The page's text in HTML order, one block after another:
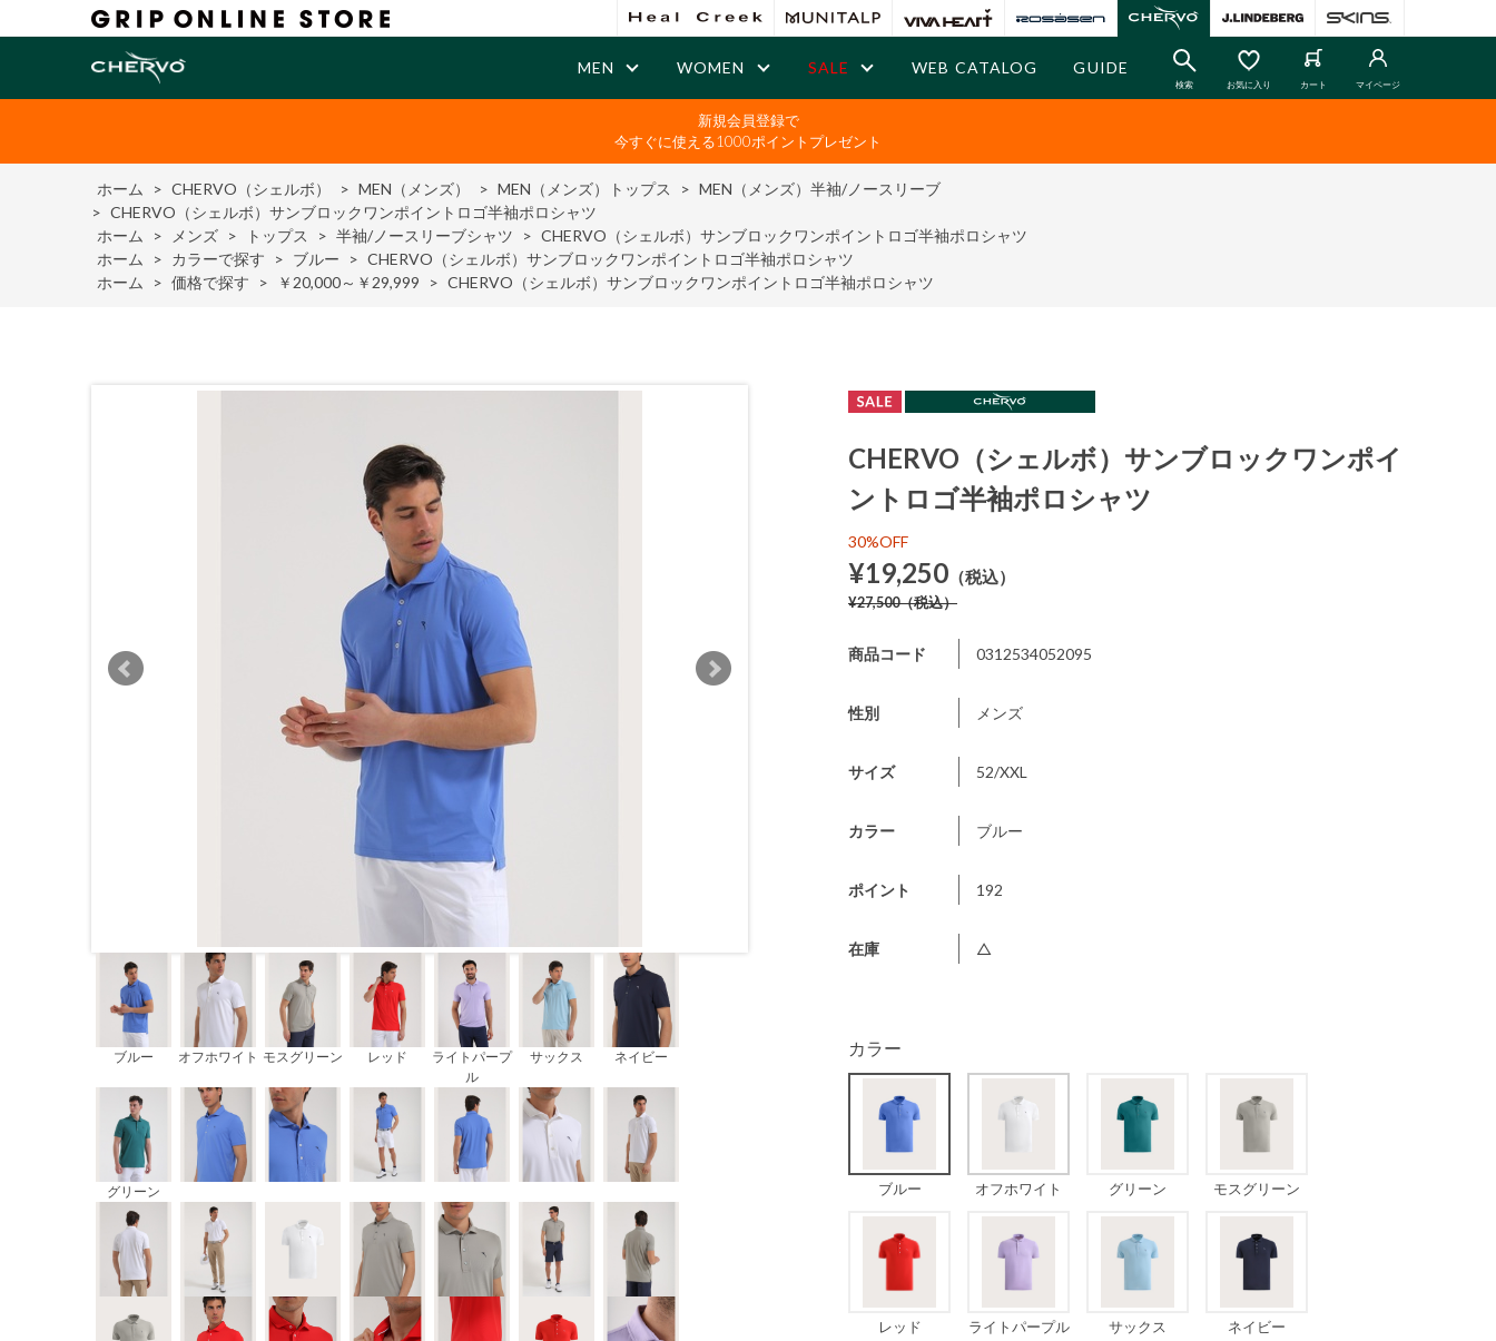
MEN WOMEN SALE WEB CATALOG GUIDE
検索 お気に入り カート マイページ
新規会員登録で
今すぐに使える1000ポイントプレゼント
ホーム > CHERVO（シェルボ） > MEN（メンズ） > MEN（メンズ）トップス > MEN（メンズ）半袖/ノースリーブ
> CHERVO（シェルボ）サンブロックワンポイントロゴ半袖ポロシャツ
ホーム
> メンズ > トップス > 半袖/ノースリーブシャツ > CHERVO（シェルボ）サンブロックワンポイントロゴ半袖ポロシャツ
ホーム
> カラーで探す > ブルー > CHERVO（シェルボ）サンブロックワンポイントロゴ半袖ポロシャツ
ホーム
> 価格で探す > ￥20,000～￥29,999 > CHERVO（シェルボ）サンブロックワンポイントロゴ半袖ポロシャツ
ブルー オフホワイト モスグリーン レッド
ライトパープ
ル
サックス ネイビー
グリーン
CHERVO（シェルボ）サンブロックワンポイ
ントロゴ半袖ポロシャツ
30%OFF
¥19,250 （税込）
¥27,500（税込）
商品コード 0312534052095
性別 メンズ
サイズ 52/XXL
カラー ブルー
ポイント 192
在庫 △
カラー
ブルー オフホワイト グリーン モスグリーン
レッド ライトパープル サックス ネイビー